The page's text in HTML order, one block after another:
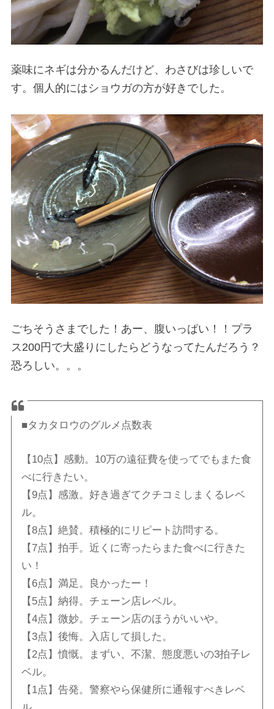
薬味にネギは分かるんだけど、わさびは珍しいで
す。個人的にはショウガの方が好きでした。
ごちそうさまでした！あー、腹いっぱい！！プラ
ス200円で大盛りにしたらどうなってたんだろう？
恐ろしい。。。
■タカタロウのグルメ点数表
【10点】感動。10万の遠征費を使ってでもまた食
べに行きたい。
【9点】感激。好き過ぎてクチコミしまくるレベ
ル。
【8点】絶賛。積極的にリピート訪問する。
【7点】拍手。近くに寄ったらまた食べに行きた
い！
【6点】満足。良かったー！
【5点】納得。チェーン店レベル。
【4点】微妙。チェーン店のほうがいいや。
【3点】後悔。入店して損した。
【2点】憤慨。まずい、不潔、態度悪いの3拍子レ
ベル。
【1点】告発。警察やら保健所に通報すべきレベ